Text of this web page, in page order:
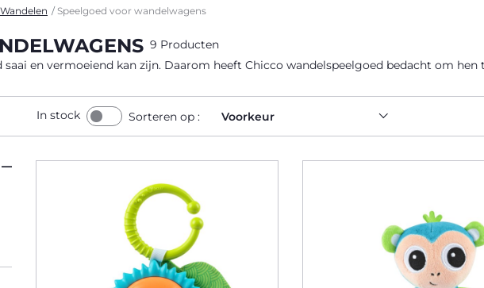
Wandelen Speelgoed voor wandelwagens
9 Producten
en vermoeiend kan zijn. Daarom heeft Chicco wandelspeelgoed bedacht om
In stock Sorteren op : Voorkeur